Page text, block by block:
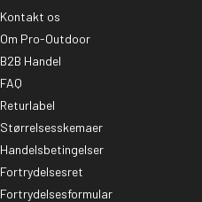
Kontakt os
Om Pro-Outdoor
B2B Handel
FAQ
Returlabel
Størrelsesskemaer
Handelsbetingelser
Fortrydelsesret
Fortrydelsesformular